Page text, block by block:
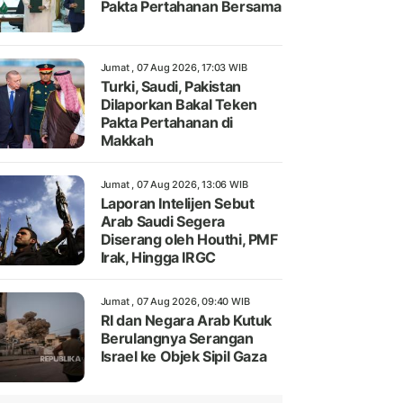
Pakta Pertahanan Bersama
Jumat , 07 Aug 2026, 17:03 WIB
Turki, Saudi, Pakistan
Dilaporkan Bakal Teken
Pakta Pertahanan di
Makkah
Jumat , 07 Aug 2026, 13:06 WIB
Laporan Intelijen Sebut
Arab Saudi Segera
Diserang oleh Houthi, PMF
Irak, Hingga IRGC
Jumat , 07 Aug 2026, 09:40 WIB
RI dan Negara Arab Kutuk
Berulangnya Serangan
Israel ke Objek Sipil Gaza